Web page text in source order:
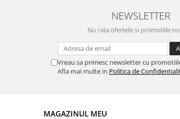
NEWSLETTER
Nu rata ofertele si promotiile
Vreau sa primesc newsletter cu
Afla mai multe in Politica de
MAGAZINUL MEU